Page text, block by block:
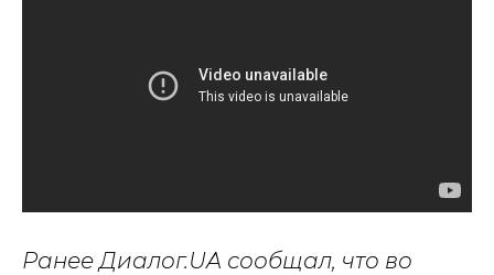
Ранее Диалог.UA сообщал, что во